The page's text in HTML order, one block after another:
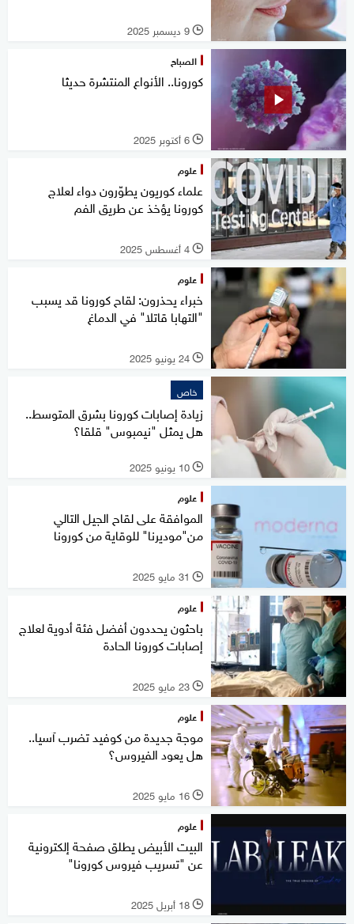
l 9 ديسمبر 2025
الصباح
كورونا.. الأنواع المنتشرة حديثا
l 6 أكتوبر 2025
علوم
علماء كوريون يطوّرون دواء لعلاج
كورونا يؤخذ عن طريق الفم
l 4 أغسطس 2025
علوم
خبراء يحذرون: لقاح كورونا قد يسبب
"التهابا قاتلا" في الدماغ
l 24 يونيو 2025
خاص
زيادة إصابات كورونا بشرق المتوسط..
هل يمثل "نيمبوس" قلقا؟
l 10 يونيو 2025
علوم
الموافقة على لقاح الجيل التالي
من"موديرنا" للوقاية من كورونا
l 31 مايو 2025
علوم
باحثون يحددون أفضل فئة أدوية لعلاج
إصابات كورونا الحادة
l 23 مايو 2025
علوم
موجة جديدة من كوفيد تضرب آسيا..
هل يعود الفيروس؟
l 16 مايو 2025
علوم
البيت الأبيض يطلق صفحة إلكترونية
عن "تسريب فيروس كورونا"
l 18 أبريل 2025